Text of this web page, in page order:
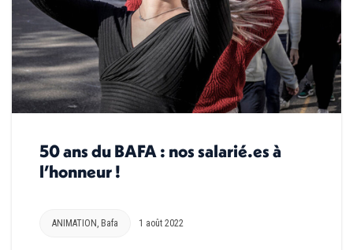
50 ans du BAFA : nos salarié.es à
l’honneur !
ANIMATION , Bafa 1 août 2022